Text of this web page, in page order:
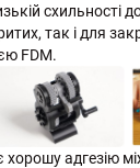
схильності
так і для
FDM.
хорошу адгезію